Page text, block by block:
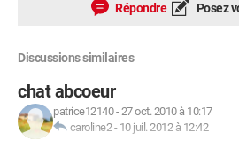
Répondre Posez
Discussions similaires
chat abcoeur
patrice12140-27 oct. 2010 à 10:17
caroline2- 10 juil. 2012 à 12:42